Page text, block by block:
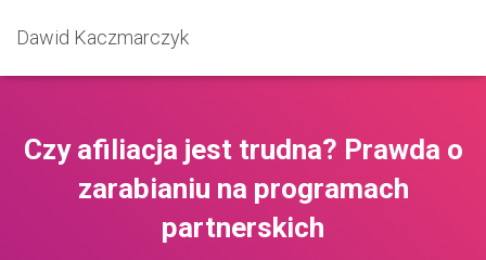
Dawid Kaczmarczyk
Czy afiliacja jest trudna? Prawda o
zarabianiu na programach
partnerskich